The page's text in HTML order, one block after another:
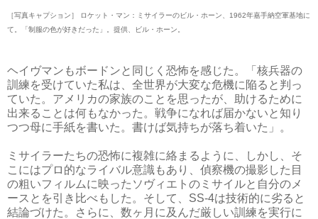
［写真キャプション］ ロケット・マン：ミサイラーのビル・ホーン、1962年嘉手納空軍基地に
て。「制服の色が好きだった」。提供、ビル・ホーン。
ヘイヴマンもボードンと同じく恐怖を感じた。「核兵器の
訓練を受けていた私は、全世界が大変な危機に陥ると判っ
ていた。アメリカの家族のことを思ったが、助けるために
出来ることは何もなかった。戦争になれば届かないと知り
つつ母に手紙を書いた。書けば気持ちが落ち着いた」。
ミサイラーたちの恐怖に複雑に絡まるように、しかし、そ
こにはプロ的なライバル意識もあり、偵察機の撮影した目
の粗いフィルムに映ったソヴィエトのミサイルと自分のメ
ースとを引き比べもした。そして、SS-4は技術的に劣ると
結論づけた。さらに、数ヶ月に及んだ厳しい訓練を実行に